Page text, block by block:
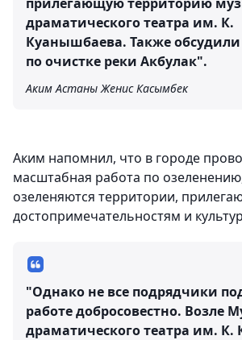
драматического театра им. К.
Куанышбаева. Также обсудили
по очистке реки Акбулак".
Аким Астаны Женис Касымбек
Аким напомнил, что в городе
масштабная работа по
озеленяются территории,
достопримечательностям и
"Однако не все подрядчики
работе добросовестно. Возле
драматического театра им.